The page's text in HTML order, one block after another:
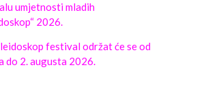
umjetnosti mladih
2026.
festival održat će se od
do 2. augusta 2026.